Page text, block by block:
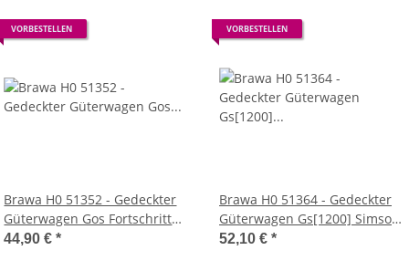
VORBESTELLEN
Brawa H0 51352 - Gedeckter
Güterwagen Gos Fortschritt
(DR)
44,90 €*
VORBESTELLEN
Brawa H0 51364 - Gedeckter
Güterwagen Gs[1200] Simson
(DR)
52,10 € *